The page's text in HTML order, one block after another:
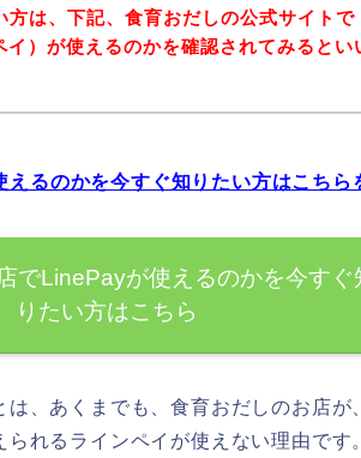
方は、下記、食育おだしの公式サイトで
）が使えるのかを確認されてみるとい
るのかを今すぐ知りたい方はこちら
でLinePayが使えるのかを今すぐ
りたい方はこちら
、あくまでも、食育おだしのお店が
れるラインペイが使えない理由です